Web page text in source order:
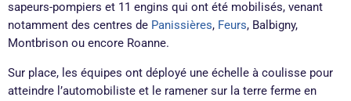
sapeurs-pompiers et 11 engins qui ont été mobilisés, venant
notamment des centres de Panissières, Feurs, Balbigny,
Montbrison ou encore Roanne.
Sur place, les équipes ont déployé une échelle à coulisse pour
atteindre l’automobiliste et le ramener sur la terre ferme en